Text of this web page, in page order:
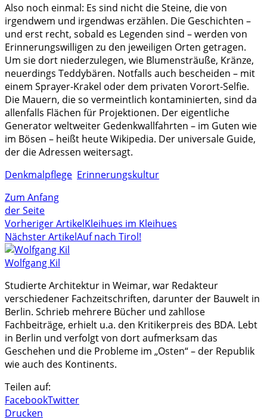
Also noch einmal: Es sind nicht die Steine, die von
irgendwem und irgendwas erzählen. Die Geschichten –
und erst recht, sobald es Legenden sind – werden von
Erinnerungswilligen zu den jeweiligen Orten getragen.
Um sie dort niederzulegen, wie Blumensträuße, Kränze,
neuerdings Teddybären. Notfalls auch bescheiden – mit
einem Sprayer-Krakel oder dem privaten Vorort-Selfie.
Die Mauern, die so vermeintlich kontaminierten, sind da
allenfalls Flächen für Projektionen. Der eigentliche
Generator weltweiter Gedenkwallfahrten – im Guten wie
im Bösen – heißt heute Wikipedia. Der universale Guide,
der die Adressen weitersagt.
Denkmalpflege Erinnerungskultur
Zum Anfang
der Seite
Vorheriger ArtikelKleihues im Kleihues
Nächster ArtikelAuf nach Tirol!
Wolfgang Kil
Studierte Architektur in Weimar, war Redakteur
verschiedener Fachzeitschriften, darunter der Bauwelt in
Berlin. Schrieb mehrere Bücher und zahllose
Fachbeiträge, erhielt u.a. den Kritikerpreis des BDA. Lebt
in Berlin und verfolgt von dort aufmerksam das
Geschehen und die Probleme im „Osten“ – der Republik
wie auch des Kontinents.
Teilen auf:
FacebookTwitter
Drucken